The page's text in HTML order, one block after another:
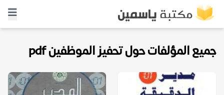
جميع المؤلفات حول تحفيز الموظفين pdf